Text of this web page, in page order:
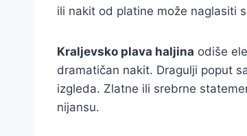
ili nakit od platine može naglasiti
Kraljevsko plava haljina odiše
dramatičan nakit. Dragulji poput
izgleda. Zlatne ili srebrne
nijansu.